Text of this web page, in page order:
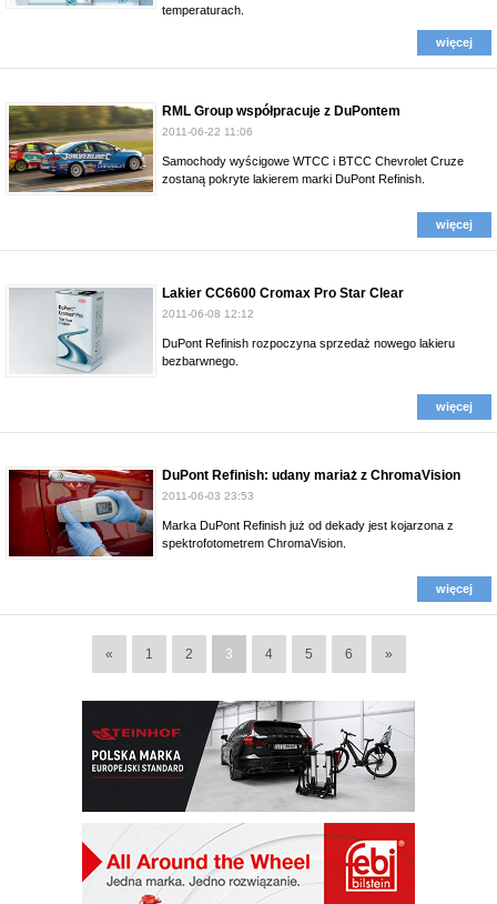
temperaturach.
więcej
RML Group współpracuje z DuPontem
2011-06-22 11:06
Samochody wyścigowe WTCC i BTCC Chevrolet Cruze
zostaną pokryte lakierem marki DuPont Refinish.
więcej
Lakier CC6600 Cromax Pro Star Clear
2011-06-08 12:12
DuPont Refinish rozpoczyna sprzedaż nowego lakieru
bezbarwnego.
więcej
DuPont Refinish: udany mariaż z ChromaVision
2011-06-03 23:53
Marka DuPont Refinish już od dekady jest kojarzona z
spektrofotometrem ChromaVision.
więcej
« 1 2 3 4 5 6 »